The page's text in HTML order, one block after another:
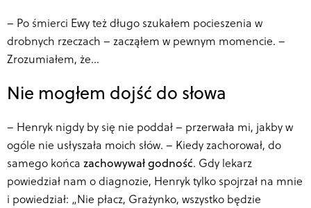
– Po śmierci Ewy też długo szukałem pocieszenia w
drobnych rzeczach – zacząłem w pewnym momencie. –
Zrozumiałem, że…
Nie mogłem dojść do słowa
– Henryk nigdy by się nie poddał – przerwała mi, jakby w
ogóle nie usłyszała moich słów. – Kiedy zachorował, do
samego końca zachowywał godność. Gdy lekarz
powiedział nam o diagnozie, Henryk tylko spojrzał na mnie
i powiedział: „Nie płacz, Grażynko, wszystko będzie